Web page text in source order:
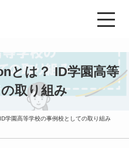
とは？ ID学園高等
取り組み
学園高等学校の事例校としての取り組み